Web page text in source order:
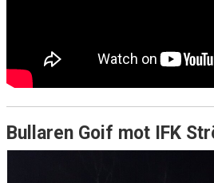
Bullaren Goif mot IFK